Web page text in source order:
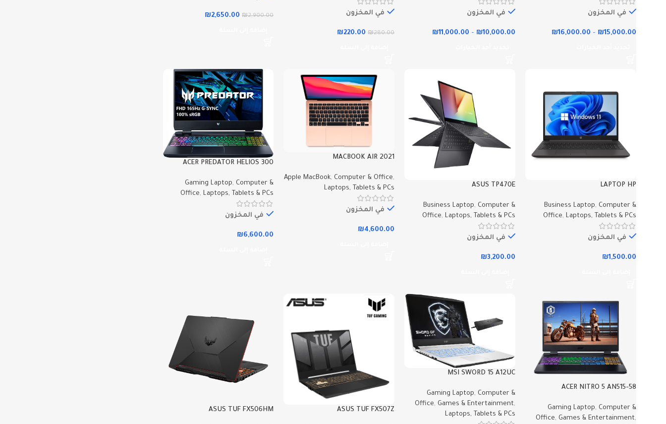
في المخزون
₪15,000.00
–
₪16,000.00
في المخزون
₪10,000.00
–
₪11,000.00
في المخزون
₪280.00
₪220.00
₪2,900.00
₪2,650.00
LAPTOP HP
Business Laptop, Computer &
Office, Laptops, Tablets & PCs
في المخزون
₪1,500.00
ASUS TP470E
Business Laptop, Computer &
Office,Laptops, Tablets & PCs
في المخزون
₪3,200.00
MACBOOK AIR 2021
Apple MacBook, Computer & Office,
Laptops, Tablets & PCs
في المخزون
₪4,600.00
ACER PREDATOR HELIOS 300
Gaming Laptop, Computer &
Office,Laptops, Tablets & PCs
في المخزون
₪6,600.00
ACER NITRO 5 AN515-58
Gaming Laptop, Computer &
Office, Games & Entertainment,
MSI SWORD 15 A12UC
Gaming Laptop, Computer &
Office, Games & Entertainment,
Laptops, Tablets & PCs
ASUS TUF FX507Z
ASUS TUF FX506HM